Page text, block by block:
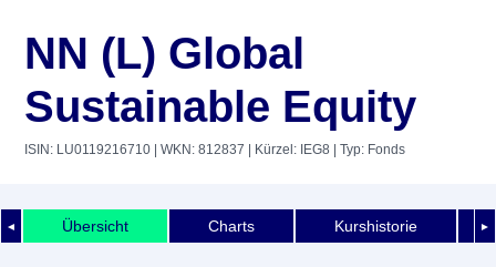
NN (L) Global
Sustainable Equity
ISIN: LU0119216710 | WKN: 812837 | Kürzel: IEG8 | Typ: Fonds
◄ ►
Übersicht Charts Kurshistorie